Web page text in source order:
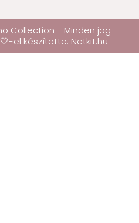
Collection - Minden jog
el készítette: Netkit.hu